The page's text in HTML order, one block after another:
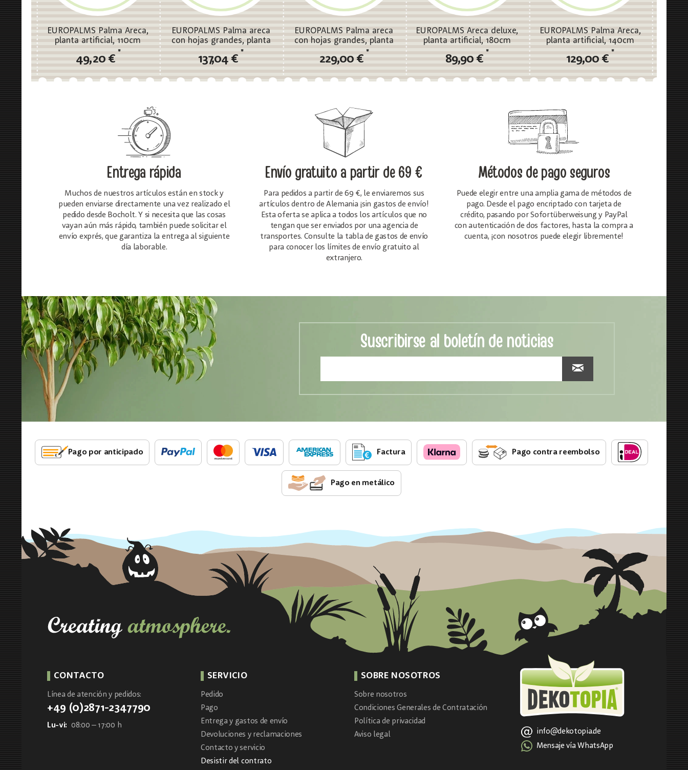
EUROPALMS Palma Areca,
planta artificial, 110cm
49,20 €
*
EUROPALMS Palma areca
con hojas grandes, planta
artificial, 125cm
137,04 €
*
EUROPALMS Palma areca
con hojas grandes, planta
artificial, 185cm
229,00 €
*
EUROPALMS Areca deluxe,
planta artificial, 180cm
89,90 €
*
EUROPALMS Palma Areca,
planta artificial, 140cm
129,00 €
*
Entrega rápida
Muchos de nuestros artículos están en stock y
pueden enviarse directamente una vez realizado el
pedido desde Bocholt. Y si necesita que las cosas
vayan aún más rápido, también puede solicitar el
envío exprés, que garantiza la entrega al siguiente
día laborable.
Envío gratuitoa partir de 69 €
Para pedidos a partir de 69 €, le enviaremos sus
artículos dentro de Alemania ¡sin gastos de envío!
Esta oferta se aplica a todos los artículos que no
tengan que ser enviados por una agencia de
transportes. Consulte la tabla de gastos de envío
para conocer los límites de envío gratuito al
extranjero.
Métodos de pago seguros
Puede elegir entre una amplia gama de métodos de
pago. Desde el pago encriptado con tarjeta de
crédito, pasando por Sofortüberweisung y PayPal
con autenticación de dos factores, hasta la compra a
cuenta, ¡con nosotros puede elegir libremente!
Suscribirse al boletín de noticias
Pago por anticipado Factura Pago contra reembolso
Pago en metálico
CONTACTO
Línea de atención y pedidos:
+49 (0)2871-2347790
Lu-vi: 08:00 – 17:00 h
SERVICIO
Pedido
Pago
Entrega y gastos de envío
Devoluciones y reclamaciones
Contacto y servicio
Desistir del contrato
SOBRE NOSOTROS
Sobre nosotros
Condiciones Generales de Contratación
Política de privacidad
Aviso legal
info@dekotopia.de
Mensaje vía WhatsApp